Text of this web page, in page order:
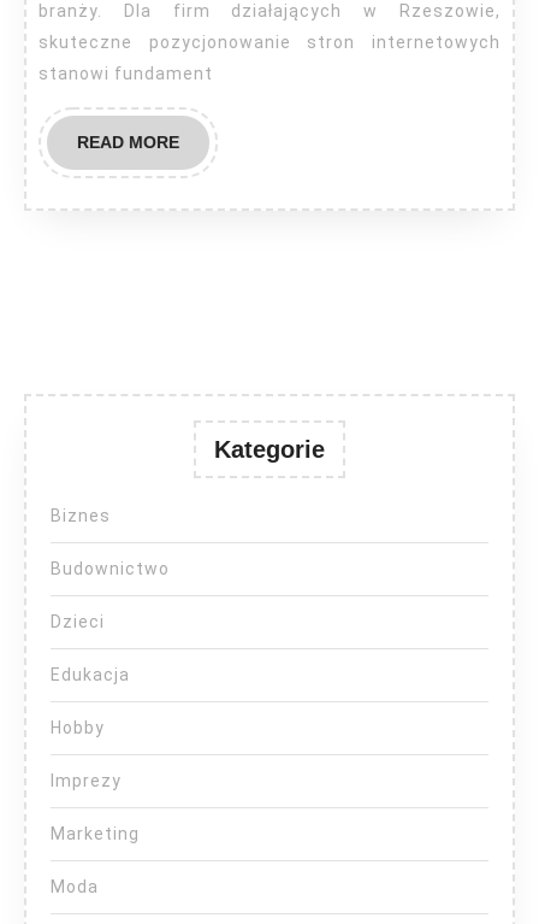
branży. Dla firm działających w Rzeszowie,
skuteczne pozycjonowanie stron internetowych
stanowi fundament
READ MOREREAD
MORE
Kategorie
Biznes
Budownictwo
Dzieci
Edukacja
Hobby
Imprezy
Marketing
Moda